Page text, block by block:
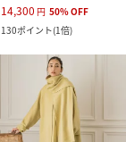
14,300 円 50%OFF
130ポイント(1倍)